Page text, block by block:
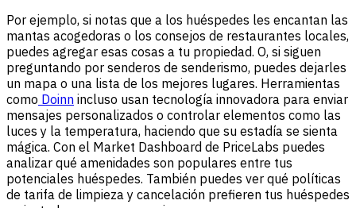
Por ejemplo, si notas que a los huéspedes les encantan las
mantas acogedoras o los consejos de restaurantes locales,
puedes agregar esas cosas a tu propiedad. O, si siguen
preguntando por senderos de senderismo, puedes dejarles
un mapa o una lista de los mejores lugares. Herramientas
como Doinn incluso usan tecnología innovadora para enviar
mensajes personalizados o controlar elementos como las
luces y la temperatura, haciendo que su estadía se sienta
mágica. Con el Market Dashboard de PriceLabs puedes
analizar qué amenidades son populares entre tus
potenciales huéspedes. También puedes ver qué políticas
de tarifa de limpieza y cancelación prefieren tus huéspedes